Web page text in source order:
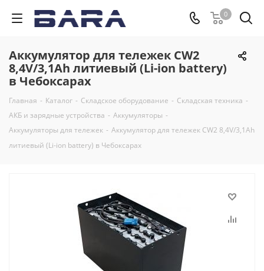
0
Аккумулятор для тележек CW2
8,4V/3,1Ah литиевый (Li-ion battery)
в Чебоксарах
Главная - Каталог - Складское оборудование - Складская техника -
АКБ и зарядные устройства - Аккумуляторы -
Аккумуляторы для тележек - Аккумулятор для тележек CW2 8,4V/3,1Ah
литиевый (Li-ion battery) в Чебоксарах